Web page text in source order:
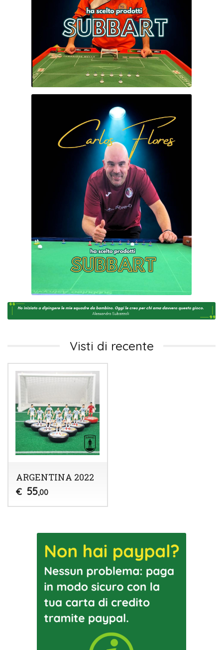
Visti di recente
ARGENTINA 2022
€ 55,00